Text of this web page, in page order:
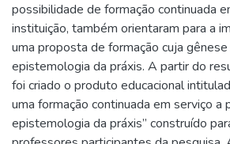
possibilidade de formação continuada
instituição, também orientaram para a
uma proposta de formação cuja
epistemologia da práxis. A partir do
foi criado o produto educacional
uma formação continuada em serviço a
epistemologia da práxis’’ construído